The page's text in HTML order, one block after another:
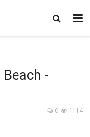
Beach -
1114
0